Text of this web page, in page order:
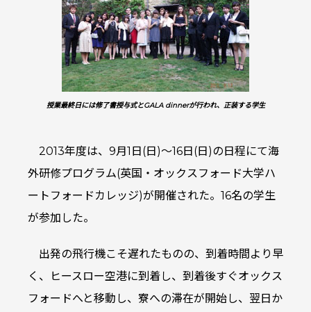
授業最終日には修了書授与式とGALA dinnerが行われ、正装する学生
2013年度は、9月1日(日)～16日(日)の日程にて海
外研修プログラム(英国・オックスフォード大学ハ
ートフォードカレッジ)が開催された。16名の学生
が参加した。
出発の飛行機こそ遅れたものの、到着時間より早
く、ヒースロー空港に到着し、到着後すぐオックス
フォードへと移動し、寮への滞在が開始し、翌日か